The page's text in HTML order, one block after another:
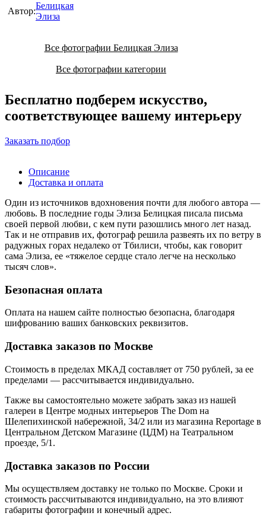
Автор:
Белицкая
Элиза
Все фотографии Белицкая Элиза
Все фотографии категории
Бесплатно подберем искусство,
соответствующее вашему интерьеру
Заказать подбор
Описание
Доставка и оплата
Один из источников вдохновения почти для любого автора —
любовь. В последние годы Элиза Белицкая писала письма
своей первой любви, с кем пути разошлись много лет назад.
Так и не отправив их, фотограф решила развеять их по ветру в
радужных горах недалеко от Тбилиси, чтобы, как говорит
сама Элиза, ее «тяжелое сердце стало легче на несколько
тысяч слов».
Безопасная оплата
Оплата на нашем сайте полностью безопасна, благодаря
шифрованию ваших банковских реквизитов.
Доставка заказов по Москве
Стоимость в пределах МКАД составляет от 750 рублей, за ее
пределами — рассчитывается индивидуально.
Также вы самостоятельно можете забрать заказ из нашей
галереи в Центре модных интерьеров The Dom на
Шелепихинской набережной, 34/2 или из магазина Reportage в
Центральном Детском Магазине (ЦДМ) на Театральном
проезде, 5/1.
Доставка заказов по России
Мы осуществляем доставку не только по Москве. Сроки и
стоимость рассчитываются индивидуально, на это влияют
габариты фотографии и конечный адрес.